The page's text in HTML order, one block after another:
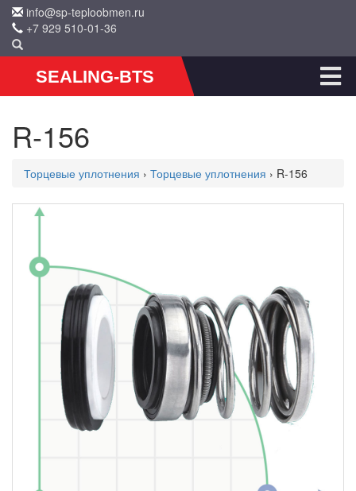
info@sp-teploobmen.ru
+7 929 510-01-36
SEALING-BTS
R-156
Торцевые уплотнения › Торцевые уплотнения › R-156